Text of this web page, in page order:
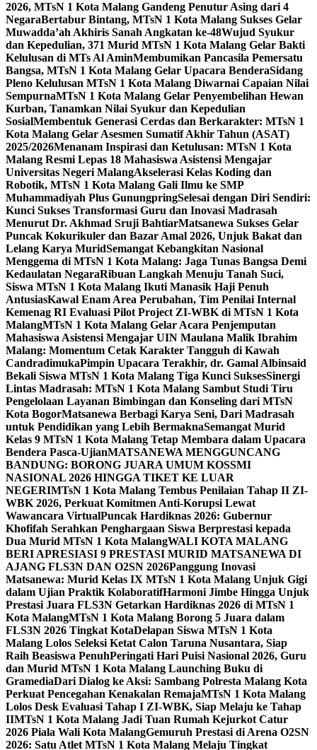
2026, MTsN 1 Kota Malang Gandeng Penutur Asing dari 4
NegaraBertabur Bintang, MTsN 1 Kota Malang Sukses Gelar
Muwadda’ah Akhiris Sanah Angkatan ke-48Wujud Syukur
dan Kepedulian, 371 Murid MTsN 1 Kota Malang Gelar Bakti
Kelulusan di MTs Al AminMembumikan Pancasila Pemersatu
Bangsa, MTsN 1 Kota Malang Gelar Upacara BenderaSidang
Pleno Kelulusan MTsN 1 Kota Malang Diwarnai Capaian Nilai
SempurnaMTsN 1 Kota Malang Gelar Penyembelihan Hewan
Kurban, Tanamkan Nilai Syukur dan Kepedulian
SosialMembentuk Generasi Cerdas dan Berkarakter: MTsN 1
Kota Malang Gelar Asesmen Sumatif Akhir Tahun (ASAT)
2025/2026Menanam Inspirasi dan Ketulusan: MTsN 1 Kota
Malang Resmi Lepas 18 Mahasiswa Asistensi Mengajar
Universitas Negeri MalangAkselerasi Kelas Koding dan
Robotik, MTsN 1 Kota Malang Gali Ilmu ke SMP
Muhammadiyah Plus GunungpringSelesai dengan Diri Sendiri:
Kunci Sukses Transformasi Guru dan Inovasi Madrasah
Menurut Dr. Akhmad Sruji BahtiarMatsanewa Sukses Gelar
Puncak Kokurikuler dan Bazar Amal 2026, Unjuk Bakat dan
Lelang Karya MuridSemangat Kebangkitan Nasional
Menggema di MTsN 1 Kota Malang: Jaga Tunas Bangsa Demi
Kedaulatan NegaraRibuan Langkah Menuju Tanah Suci,
Siswa MTsN 1 Kota Malang Ikuti Manasik Haji Penuh
AntusiasKawal Enam Area Perubahan, Tim Penilai Internal
Kemenag RI Evaluasi Pilot Project ZI-WBK di MTsN 1 Kota
MalangMTsN 1 Kota Malang Gelar Acara Penjemputan
Mahasiswa Asistensi Mengajar UIN Maulana Malik Ibrahim
Malang: Momentum Cetak Karakter Tangguh di Kawah
CandradimukaPimpin Upacara Terakhir, dr. Gamal Albinsaid
Bekali Siswa MTsN 1 Kota Malang Tiga Kunci SuksesSinergi
Lintas Madrasah: MTsN 1 Kota Malang Sambut Studi Tiru
Pengelolaan Layanan Bimbingan dan Konseling dari MTsN
Kota BogorMatsanewa Berbagi Karya Seni, Dari Madrasah
untuk Pendidikan yang Lebih BermaknaSemangat Murid
Kelas 9 MTsN 1 Kota Malang Tetap Membara dalam Upacara
Bendera Pasca-UjianMATSANEWA MENGGUNCANG
BANDUNG: BORONG JUARA UMUM KOSSMI
NASIONAL 2026 HINGGA TIKET KE LUAR
NEGERIMTsN 1 Kota Malang Tembus Penilaian Tahap II ZI-
WBK 2026, Perkuat Komitmen Anti-Korupsi Lewat
Wawancara VirtualPuncak Hardiknas 2026: Gubernur
Khofifah Serahkan Penghargaan Siswa Berprestasi kepada
Dua Murid MTsN 1 Kota MalangWALI KOTA MALANG
BERI APRESIASI 9 PRESTASI MURID MATSANEWA DI
AJANG FLS3N DAN O2SN 2026Panggung Inovasi
Matsanewa: Murid Kelas IX MTsN 1 Kota Malang Unjuk Gigi
dalam Ujian Praktik KolaboratifHarmoni Jimbe Hingga Unjuk
Prestasi Juara FLS3N Getarkan Hardiknas 2026 di MTsN 1
Kota MalangMTsN 1 Kota Malang Borong 5 Juara dalam
FLS3N 2026 Tingkat KotaDelapan Siswa MTsN 1 Kota
Malang Lolos Seleksi Ketat Calon Taruna Nusantara, Siap
Raih Beasiswa PenuhPeringati Hari Puisi Nasional 2026, Guru
dan Murid MTsN 1 Kota Malang Launching Buku di
GramediaDari Dialog ke Aksi: Sambang Polresta Malang Kota
Perkuat Pencegahan Kenakalan RemajaMTsN 1 Kota Malang
Lolos Desk Evaluasi Tahap I ZI-WBK, Siap Melaju ke Tahap
IIMTsN 1 Kota Malang Jadi Tuan Rumah Kejurkot Catur
2026 Piala Wali Kota MalangGemuruh Prestasi di Arena O2SN
2026: Satu Atlet MTsN 1 Kota Malang Melaju Tingkat